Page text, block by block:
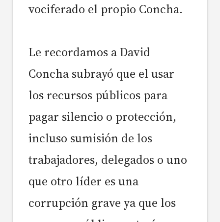
vociferado el propio Concha.
Le recordamos a David
Concha subrayó que el usar
los recursos públicos para
pagar silencio o protección,
incluso sumisión de los
trabajadores, delegados o uno
que otro líder es una
corrupción grave ya que los